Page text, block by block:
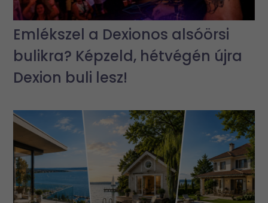
Emlékszel a Dexionos alsóörsi
bulikra? Képzeld, hétvégén újra
Dexion buli lesz!